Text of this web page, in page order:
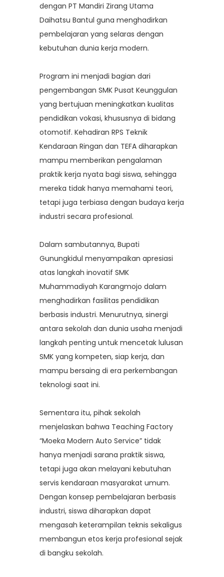
dengan PT Mandiri Zirang Utama
Daihatsu Bantul guna menghadirkan
pembelajaran yang selaras dengan
kebutuhan dunia kerja modern.
Program ini menjadi bagian dari
pengembangan SMK Pusat Keunggulan
yang bertujuan meningkatkan kualitas
pendidikan vokasi, khususnya di bidang
otomotif. Kehadiran RPS Teknik
Kendaraan Ringan dan TEFA diharapkan
mampu memberikan pengalaman
praktik kerja nyata bagi siswa, sehingga
mereka tidak hanya memahami teori,
tetapi juga terbiasa dengan budaya kerja
industri secara profesional.
Dalam sambutannya, Bupati
Gunungkidul menyampaikan apresiasi
atas langkah inovatif SMK
Muhammadiyah Karangmojo dalam
menghadirkan fasilitas pendidikan
berbasis industri. Menurutnya, sinergi
antara sekolah dan dunia usaha menjadi
langkah penting untuk mencetak lulusan
SMK yang kompeten, siap kerja, dan
mampu bersaing di era perkembangan
teknologi saat ini.
Sementara itu, pihak sekolah
menjelaskan bahwa Teaching Factory
“Moeka Modern Auto Service” tidak
hanya menjadi sarana praktik siswa,
tetapi juga akan melayani kebutuhan
servis kendaraan masyarakat umum.
Dengan konsep pembelajaran berbasis
industri, siswa diharapkan dapat
mengasah keterampilan teknis sekaligus
membangun etos kerja profesional sejak
di bangku sekolah.